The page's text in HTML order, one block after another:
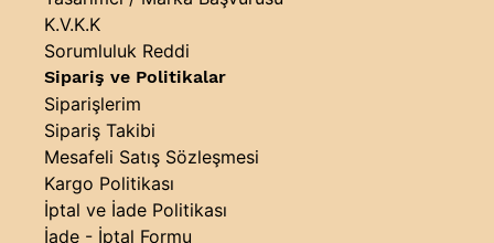
K.V.K.K
Sorumluluk Reddi
Sipariş ve Politikalar
Siparişlerim
Sipariş Takibi
Mesafeli Satış Sözleşmesi
Kargo Politikası
İptal ve İade Politikası
İade - İptal Formu